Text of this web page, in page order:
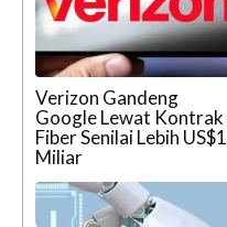
Verizon Gandeng
Google Lewat Kontrak
Fiber Senilai Lebih US$1
Miliar